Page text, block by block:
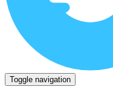
Toggle navigation